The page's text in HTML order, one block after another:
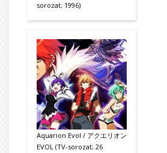
sorozat; 1996)
Aquarion Evol / アクエリオン
EVOL (TV-sorozat; 26